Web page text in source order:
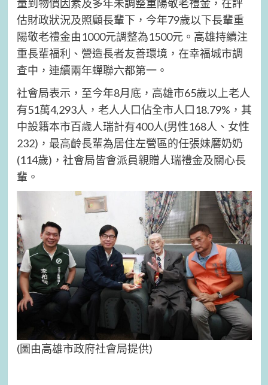
量到物價因素及多年未調整重陽敬老禮金，在評
估財政狀況及照顧長輩下，今年79歲以下長輩重
陽敬老禮金由1000元調整為1500元。高雄持續注
重長輩福利、營造長者友善環境，在幸福城市調
查中，連續兩年蟬聯六都第一。
社會局表示，至今年8月底，高雄市65歲以上老人
有51萬4,293人，老人人口佔全市人口18.79%，其
中設籍本市百歲人瑞計有400人(男性168人、女性
232)，最高齡長輩為居住左營區的任張妹黁奶奶
(114歲)，社會局皆會派員親贈人瑞禮金及關心長
輩。
(圖由高雄市政府社會局提供)